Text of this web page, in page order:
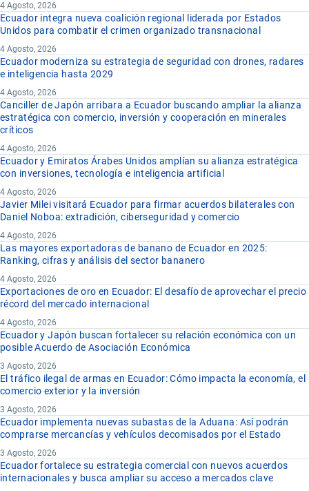
4 Agosto, 2026
Ecuador integra nueva coalición regional liderada por Estados
Unidos para combatir el crimen organizado transnacional
4 Agosto, 2026
Ecuador moderniza su estrategia de seguridad con drones, radares
e inteligencia hasta 2029
4 Agosto, 2026
Canciller de Japón arribara a Ecuador buscando ampliar la alianza
estratégica con comercio, inversión y cooperación en minerales
críticos
4 Agosto, 2026
Ecuador y Emiratos Árabes Unidos amplían su alianza estratégica
con inversiones, tecnología e inteligencia artificial
4 Agosto, 2026
Javier Milei visitará Ecuador para firmar acuerdos bilaterales con
Daniel Noboa: extradición, ciberseguridad y comercio
4 Agosto, 2026
Las mayores exportadoras de banano de Ecuador en 2025:
Ranking, cifras y análisis del sector bananero
4 Agosto, 2026
Exportaciones de oro en Ecuador: El desafío de aprovechar el precio
récord del mercado internacional
4 Agosto, 2026
Ecuador y Japón buscan fortalecer su relación económica con un
posible Acuerdo de Asociación Económica
3 Agosto, 2026
El tráfico ilegal de armas en Ecuador: Cómo impacta la economía, el
comercio exterior y la inversión
3 Agosto, 2026
Ecuador implementa nuevas subastas de la Aduana: Así podrán
comprarse mercancías y vehículos decomisados por el Estado
3 Agosto, 2026
Ecuador fortalece su estrategia comercial con nuevos acuerdos
internacionales y busca ampliar su acceso a mercados clave